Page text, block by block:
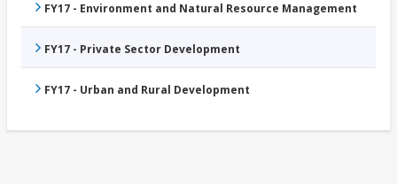
FY17 - Environment and Natural Resource Management
FY17 - Private Sector Development
FY17 - Urban and Rural Development